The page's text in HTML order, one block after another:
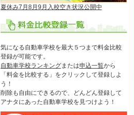
夏休み7月8月9月入校空き状況公開中
気になる自動車学校を最大５つまで料金比較
登録が可能です。
自動車学校ランキングまたは申込一覧から
「料金を比較する」をクリックして登録しよ
う！
削除も自由にできるので、どんどん登録して
アナタにあった自動車学校を見つけよう！